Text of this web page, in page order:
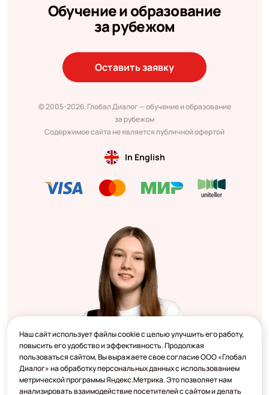
Обучение и образование
за рубежом
Оставить заявку
© 2005-2026, Глобал Диалог — обучение и образование
за рубежом
Содержимое сайта не является публичной офертой
In English
Наш сайт использует файлы cookie с целью улучшить его работу,
повысить его удобство и эффективность. Продолжая
пользоваться сайтом, Вы выражаете свое согласие ООО «Глобал
Диалог» на обработку персональных данных с использованием
метрической программы Яндекс.Метрика. Это позволяет нам
анализировать взаимодействие посетителей с сайтом и делать